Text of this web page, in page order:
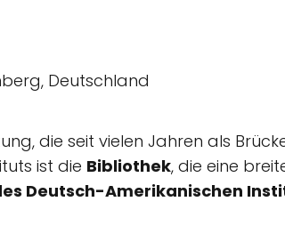
die seit vielen Jahren als
ist die Bibliothek, die eine
Deutsch-Amerikanischen